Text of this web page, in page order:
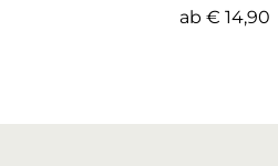
ab€ 14,90